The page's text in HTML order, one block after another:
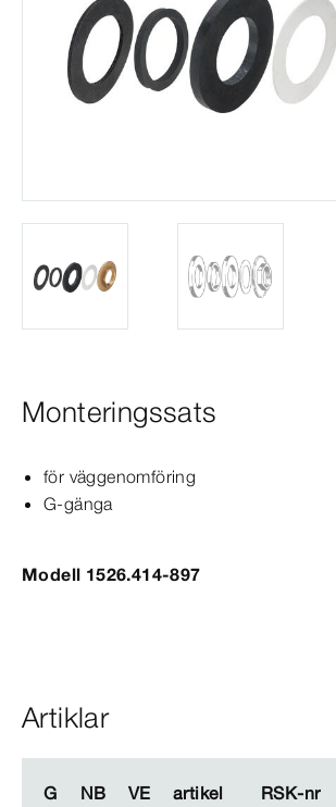
Monteringssats
för väggenomföring
G-​gänga
Modell 1526.414-897
Artiklar
G NB VE artikel RSK-​nr
G NB VE artikel RSK-​nr